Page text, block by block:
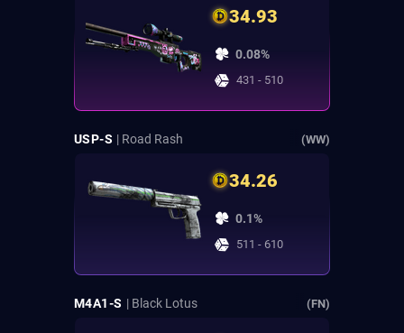
34.93
0.08%
431 - 510
USP-S | Road Rash (WW)
34.26
0.1%
511 - 610
M4A1-S | Black Lotus (FN)